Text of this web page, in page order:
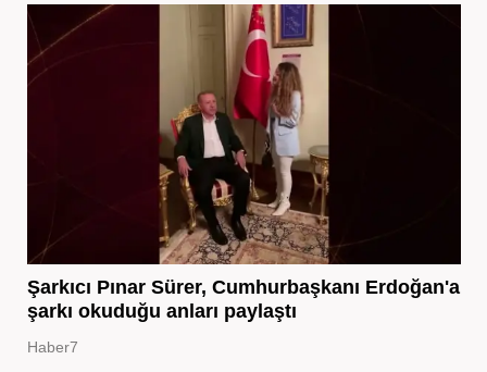
Şarkıcı Pınar Sürer, Cumhurbaşkanı Erdoğan'a
şarkı okuduğu anları paylaştı
Haber7